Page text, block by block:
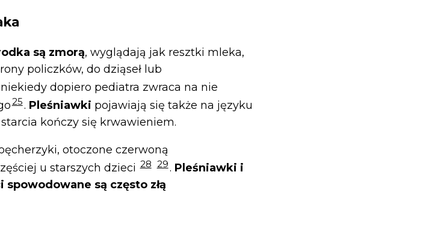
są zmorą, wyglądają jak resztki mleka,
policzków, do dziąseł lub
dopiero pediatra zwraca na nie
25. Pleśniawki pojawiają się także na języku
kończy się krwawieniem.
otoczone czerwoną
u starszych dzieci 28 29. Pleśniawki i
są często złą